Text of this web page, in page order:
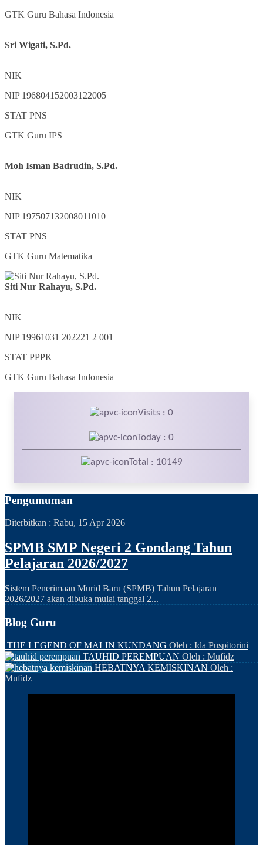
GTK Guru Bahasa Indonesia
Sri Wigati, S.Pd.
NIK
NIP 196804152003122005
STAT PNS
GTK Guru IPS
Moh Isman Badrudin, S.Pd.
NIK
NIP 197507132008011010
STAT PNS
GTK Guru Matematika
Siti Nur Rahayu, S.Pd.
NIK
NIP 19961031 202221 2 001
STAT PPPK
GTK Guru Bahasa Indonesia
Visits : 0
Today : 0
Total : 10149
Pengumuman
Diterbitkan : Rabu, 15 Apr 2026
SPMB SMP Negeri 2 Gondang Tahun
Pelajaran 2026/2027
Sistem Penerimaan Murid Baru (SPMB) Tahun Pelajaran
2026/2027 akan dibuka mulai tanggal 2...
Blog Guru
THE LEGEND OF MALIN KUNDANG Oleh : Ida Puspitorini
TAUHID PEREMPUAN Oleh : Mufidz
HEBATNYA KEMISKINAN Oleh :
Mufidz